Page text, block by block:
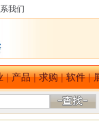
我们
|产品|求购|软件|